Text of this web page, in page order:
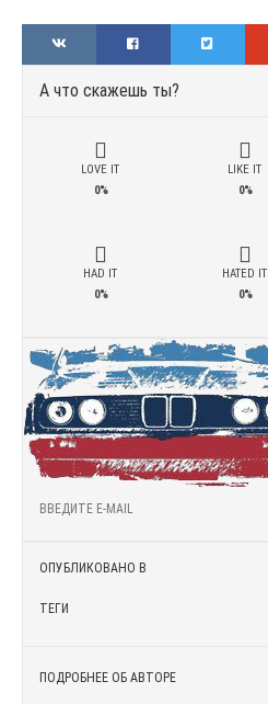
А что скажешь ты?
LOVE IT
0%
LIKE IT
0%
HAD IT
0%
HATED IT
0%
ОПУБЛИКОВАНО В
ТЕГИ
ПОДРОБНЕЕ ОБ АВТОРЕ